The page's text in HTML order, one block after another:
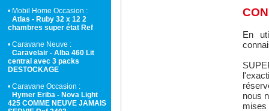
• Mobil Home Occasion :
Atlas - Ruby 32 x 12 2
chambres super état Ref
• Caravane Neuve :
Caravelair - Alba 460 Lit
central avec 3 packs
DESTOCKAGE
• Caravane Occasion :
Hymer Eriba - Nova Light
425 COMME NEUVE JAMAIS
En
nous
mises